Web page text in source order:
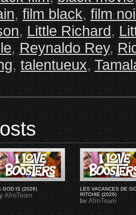
,film black,film
,Little Richard,
,Reynaldo Rey,
,talentueux,
GOD IS (2026)
AfroTeam
LES VACANCES DE
RITCHIE (2026)
byAfroTeam